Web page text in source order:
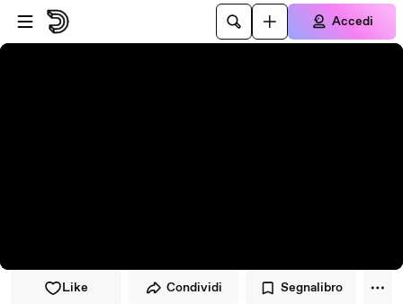
Vai al lettore
Passa al contenuto principale
Accedi
Like Condividi Segnalibro